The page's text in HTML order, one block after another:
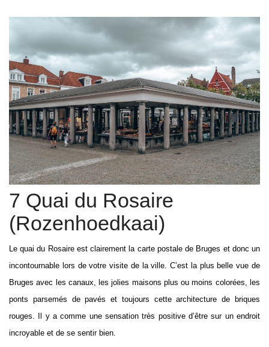
7 Quai du Rosaire
(Rozenhoedkaai)
Le quai du Rosaire est clairement la carte postale de Bruges et donc un
incontournable lors de votre visite de la ville. C’est la plus belle vue de
Bruges avec les canaux, les jolies maisons plus ou moins colorées, les
ponts parsemés de pavés et toujours cette architecture de briques
rouges. Il y a comme une sensation très positive d’être sur un endroit
incroyable et de se sentir bien.